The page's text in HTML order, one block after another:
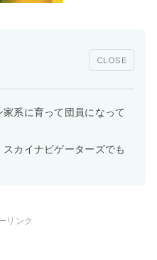
CLOSE
系に育って団員になって
カイナビゲーターズでも
リンク